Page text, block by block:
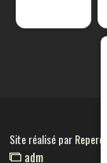
Site réalisé par
adm